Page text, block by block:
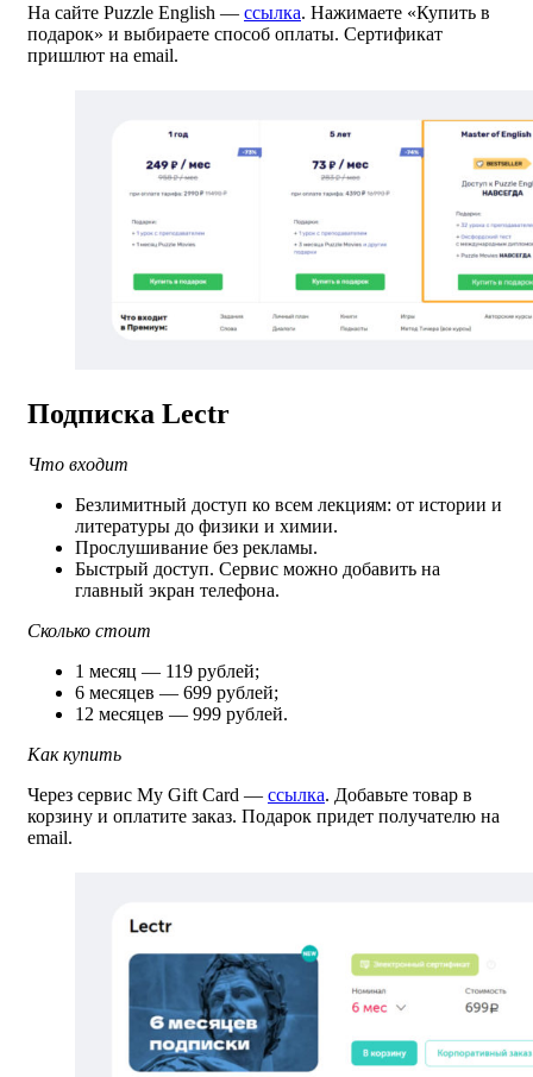
На сайте Puzzle English — ссылка. Нажимаете «Купить в
подарок» и выбираете способ оплаты. Сертификат
пришлют на email.
Подписка Lectr
Что входит
Безлимитный доступ ко всем лекциям: от истории и
литературы до физики и химии.
Прослушивание без рекламы.
Быстрый доступ. Сервис можно добавить на
главный экран телефона.
Сколько стоит
1 месяц — 119 рублей;
6 месяцев — 699 рублей;
12 месяцев — 999 рублей.
Как купить
Через сервис My Gift Card — ссылка. Добавьте товар в
корзину и оплатите заказ. Подарок придет получателю на
email.